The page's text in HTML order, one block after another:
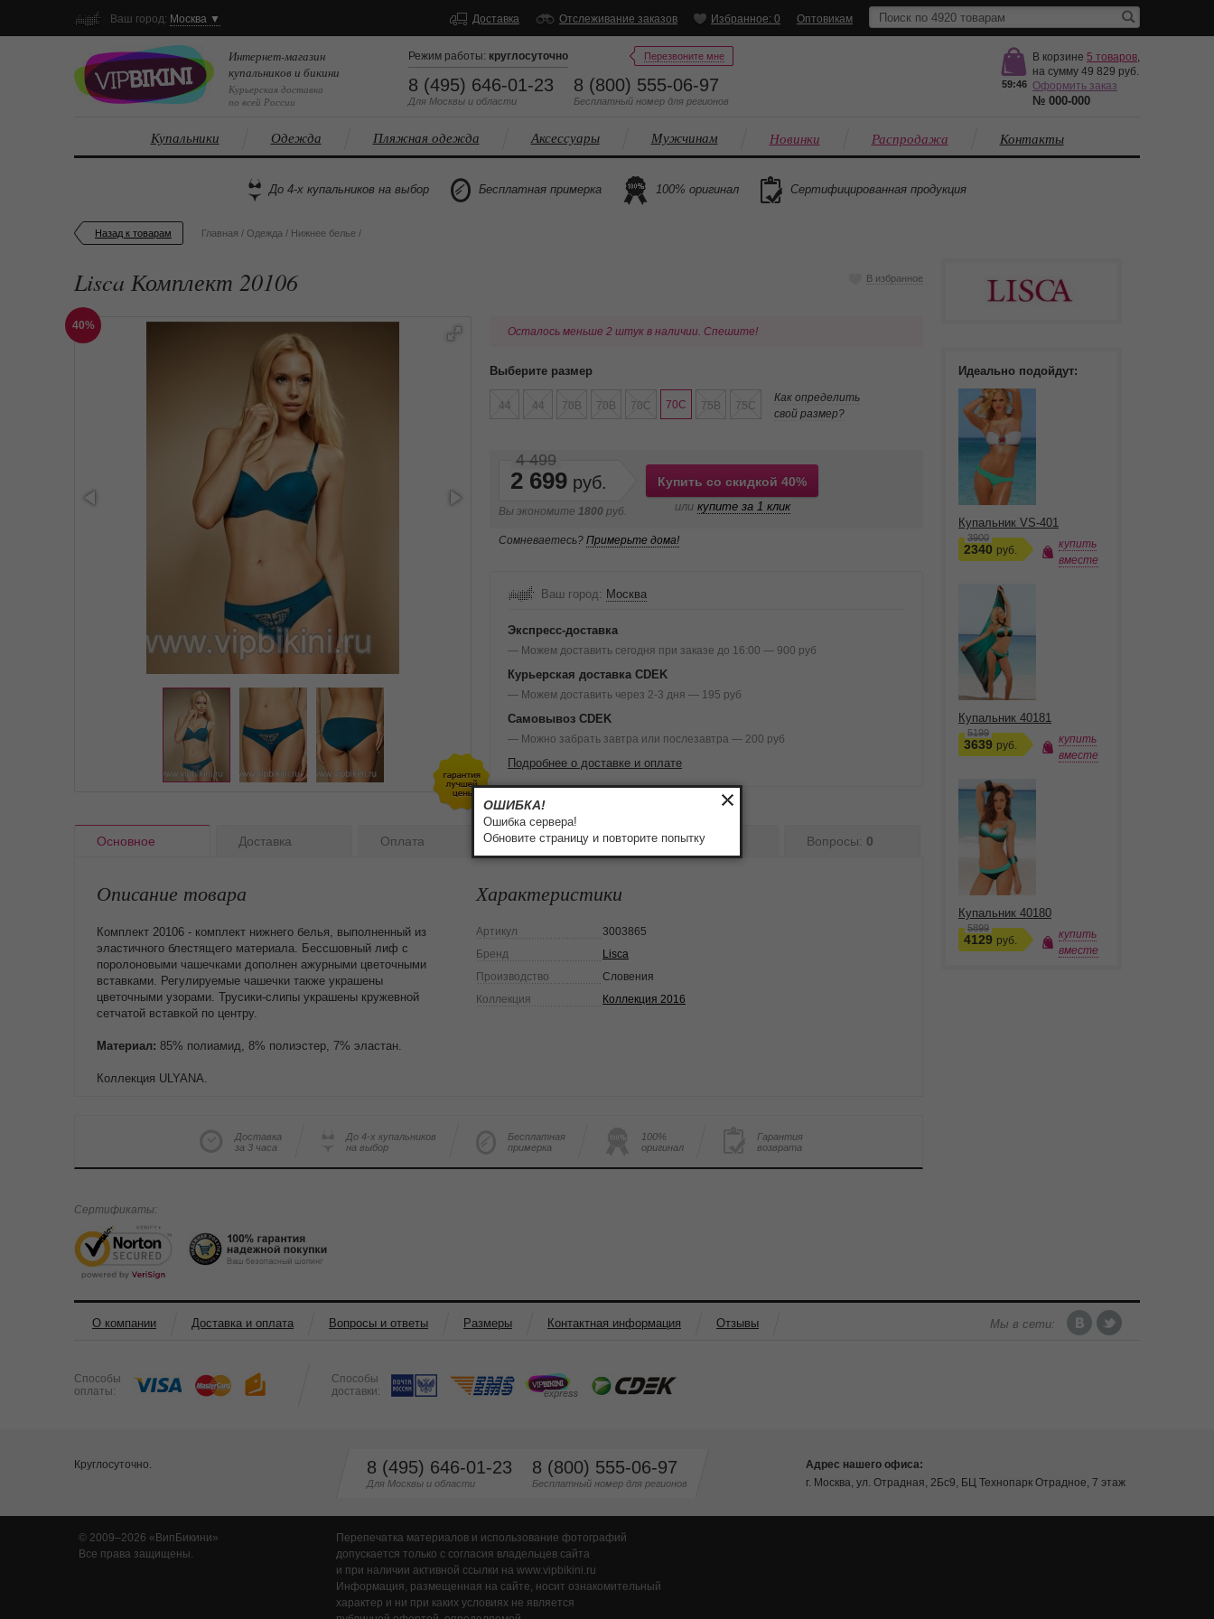
Ваш город: Москва ▼ Доставка Отслеживание заказов Избранное: 0 Оптовикам
Интернет-магазин
купальников и бикини
Курьерская доставка
по всей России
Режим работы: круглосуточно
8 (495) 646-01-23
Для Москвы и области
8 (800) 555-06-97
Бесплатный номер для регионов
Перезвоните мне
59:46
В корзине 5 товаров,
на сумму 49 829
Оформить заказ
№ 000-000
Купальники Одежда Пляжная одежда Аксессуары Мужчинам Новинки Распродажа Контакты
До 4-х купальников на выбор Бесплатная примерка 100% оригинал Сертифицированная продукция
Назад к товарам Главная / Одежда / Нижнее белье /
Lisca Комплект 20106 В избранное
40% Осталось меньше 2 штук в наличии. Спешите!
Выберите размер
44 44 70B 70B 70C 70C 75B 75C
Как определить
свой размер?
2 699
4 499
Вы экономите 1800 руб.
Купить со скидкой 40%
или купите за 1 клик
Сомневаетесь? Примерьте дома!
Ваш город: Москва
Экспресс-доставка
— Можем доставить сегодня при заказе до 16:00 — 900 руб
Курьерская доставка CDEK
— Можем доставить через 2-3 дня — 195 руб
Самовывоз CDEK
— Можно забрать завтра или послезавтра — 200 руб
Подробнее о доставке и оплате
Основное Доставка Оплата Бренд Отзывы: Вопросы: 0
Описание товара
Комплект 20106 - комплект нижнего белья, выполненный из
эластичного блестящего материала. Бессшовный лиф с
поролоновыми чашечками дополнен ажурными цветочными
вставками. Регулируемые чашечки также украшены
цветочными узорами. Трусики-слипы украшены кружевной
сетчатой вставкой по центру.
Материал: 85% полиамид, 8% полиэстер, 7% эластан.
Коллекция ULYANA.
Характеристики
Артикул
3003865
Бренд
Lisca
Производство
Словения
Коллекция
Коллекция 2016
Доставка
за 3 часа
До 4-х купальников
на выбор
Бесплатная
примерка
100%
оригинал
Гарантия
возврата
Идеально подойдут:
Купальник VS-401
3900
2340 руб.
купить
вместе
Купальник 40181
5199
3639 руб.
купить
вместе
Купальник 40180
5899
4129 руб.
купить
вместе
Сертификаты:
О компании Доставка и оплата Вопросы и ответы Размеры Контактная информация Отзывы Мы в сети:
Способы
оплаты:
Способы
доставки:
Круглосуточно. 8 (495) 646-01-23
Для Москвы и области
8 (800) 555-06-97
Бесплатный номер для регионов
Адрес нашего офиса:
г. Москва, ул. Отрадная, 2Бс9, БЦ Технопарк Отрадное, 7 этаж
© 2009–2026
ВипБикини
Все права защищены.
Перепечатка материалов и использование фотографий
допускается только с согласия владельцев сайта
и при наличии активной ссылки на www.vipbikini.ru
Информация, размещенная на сайте, носит ознакомительный
характер и ни при каких условиях не является
ОШИБКА!
Ошибка сервера!
Обновите страницу и повторите попытку